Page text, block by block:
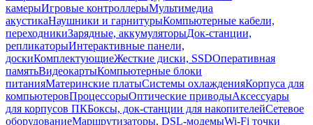
камерыИгровые контроллерыМультимедиа
акустикаНаушники и гарнитурыКомпьютерные кабели,
переходникиЗарядные, аккумуляторыДок-станции,
репликаторыИнтерактивные панели,
доскиКомплектующиеЖесткие диски, SSDОперативная
памятьВидеокартыКомпьютерные блоки
питанияМатеринские платыСистемы охлажденияКорпуса для
компьютеровПроцессорыОптические приводыАксессуары
для корпусов ПКБоксы, док-станции для накопителейСетевое
оборудованиеМаршрутизаторы, DSL-модемыWi-Fi точки